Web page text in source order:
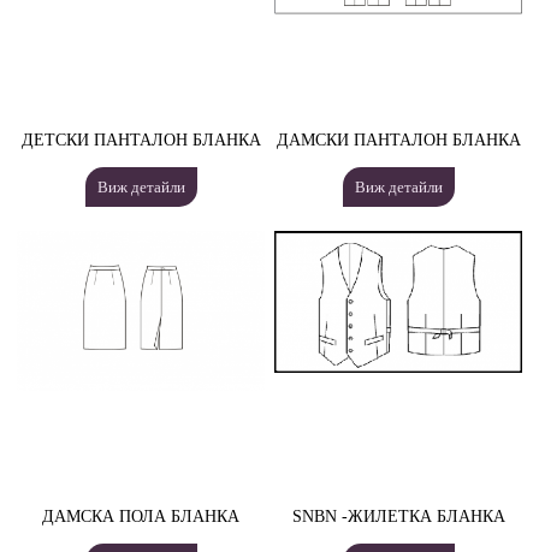
ДЕТСКИ ПАНТАЛОН БЛАНКА
Виж детайли
ДАМСКИ ПАНТАЛОН БЛАНКА
Виж детайли
ДАМСКА ПОЛА БЛАНКА SNBN -ЖИЛЕТКА БЛАНКА